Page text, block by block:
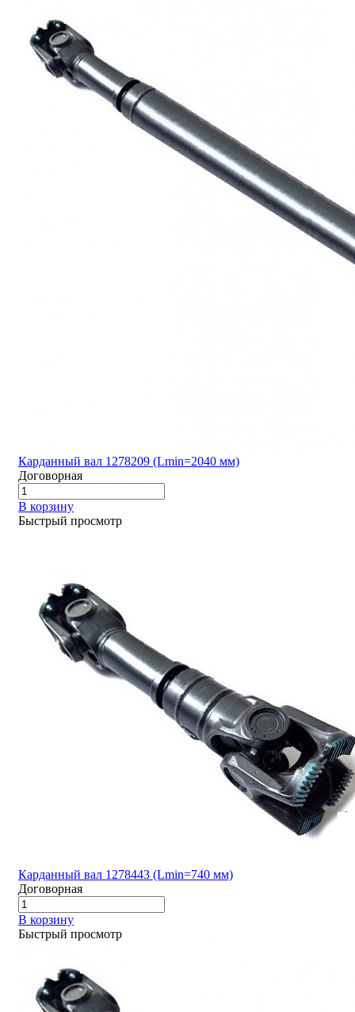
Карданный вал 1278209 (Lmin=2040 мм)
Договорная
В корзину
Быстрый просмотр
Карданный вал 1278443 (Lmin=740 мм)
Договорная
В корзину
Быстрый просмотр